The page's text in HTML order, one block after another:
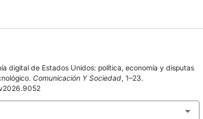
digital de Estados Unidos: política, economía y disputas
Comunicación Y Sociedad, 1–23.